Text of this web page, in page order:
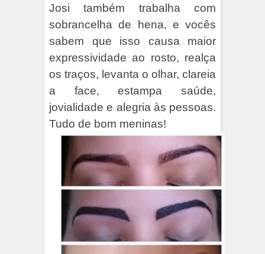
Josi também trabalha com
sobrancelha de hena, e vocês
sabem que isso causa maior
expressividade ao rosto, realça
os traços, levanta o olhar, clareia
a face, estampa saúde,
jovialidade e alegria às pessoas.
Tudo de bom meninas!